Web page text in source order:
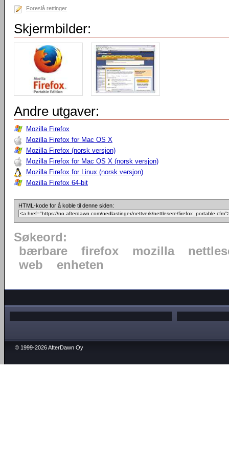
Foreslå rettinger
Skjermbilder:
Andre utgaver:
Mozilla Firefox
Mozilla Firefox for Mac OS X
Mozilla Firefox (norsk versjon)
Mozilla Firefox for Mac OS X (norsk versjon)
Mozilla Firefox for Linux (norsk versjon)
Mozilla Firefox 64-bit
HTML-kode for å koble til denne siden:
Søkeord:
bærbare
firefox mozilla
web
enheten
© 1999-2026 AfterDawn Oy